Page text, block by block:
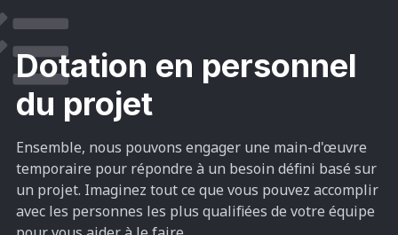
Dotation en personnel
du projet
Ensemble, nous pouvons engager une main-d'œuvre
temporaire pour répondre à un besoin défini basé sur
un projet. Imaginez tout ce que vous pouvez accomplir
avec les personnes les plus qualifiées de votre équipe